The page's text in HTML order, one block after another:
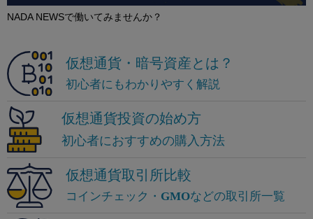
NADA NEWSで働いてみませんか？